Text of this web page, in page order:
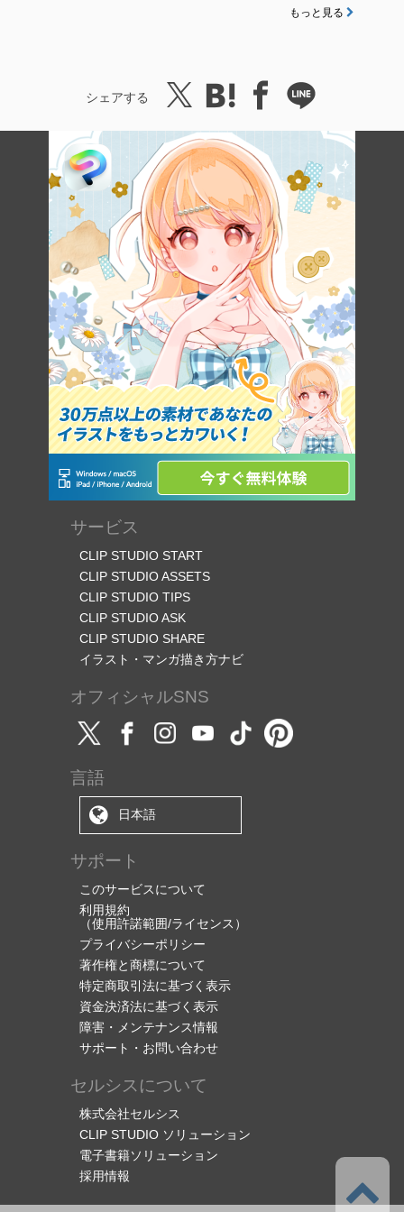
もっと見る
シェアする
サービス
CLIP STUDIO START
CLIP STUDIO ASSETS
CLIP STUDIO TIPS
CLIP STUDIO ASK
CLIP STUDIO SHARE
イラスト・マンガ描き方ナビ
オフィシャルSNS
言語
日本語
サポート
このサービスについて
利用規約
（使用許諾範囲/ライセンス）
プライバシーポリシー
著作権と商標について
特定商取引法に基づく表示
資金決済法に基づく表示
障害・メンテナンス情報
サポート・お問い合わせ
セルシスについて
株式会社セルシス
CLIP STUDIO ソリューション
電子書籍ソリューション
採用情報